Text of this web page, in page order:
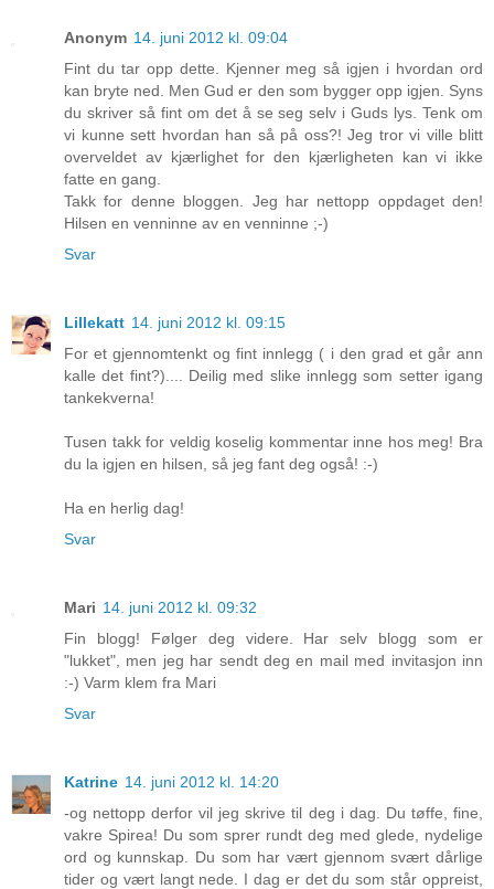
Anonym 14. juni 2012 kl. 09:04
Fint du tar opp dette. Kjenner meg så igjen i hvordan ord
kan bryte ned. Men Gud er den som bygger opp igjen. Syns
du skriver så fint om det å se seg selv i Guds lys. Tenk om
vi kunne sett hvordan han så på oss?! Jeg tror vi ville blitt
overveldet av kjærlighet for den kjærligheten kan vi ikke
fatte en gang.
Takk for denne bloggen. Jeg har nettopp oppdaget den!
Hilsen en venninne av en venninne ;-)
Svar
Lillekatt 14. juni 2012 kl. 09:15
For et gjennomtenkt og fint innlegg ( i den grad et går ann
kalle det fint?).... Deilig med slike innlegg som setter igang
tankekverna!
Tusen takk for veldig koselig kommentar inne hos meg! Bra
du la igjen en hilsen, så jeg fant deg også! :-)
Ha en herlig dag!
Svar
Mari 14. juni 2012 kl. 09:32
Fin blogg! Følger deg videre. Har selv blogg som er
"lukket", men jeg har sendt deg en mail med invitasjon inn
:-) Varm klem fra Mari
Svar
Katrine 14. juni 2012 kl. 14:20
-og nettopp derfor vil jeg skrive til deg i dag. Du tøffe, fine,
vakre Spirea! Du som sprer rundt deg med glede, nydelige
ord og kunnskap. Du som har vært gjennom svært dårlige
tider og vært langt nede. I dag er det du som står oppreist,